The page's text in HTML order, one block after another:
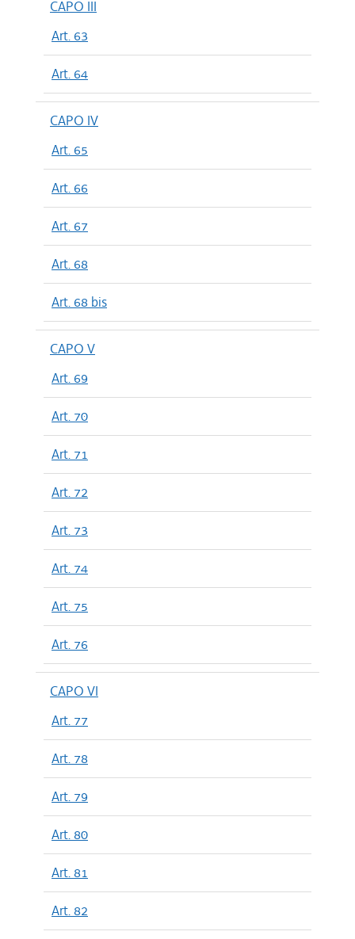
CAPO III
Art. 63
Art. 64
CAPO IV
Art. 65
Art. 66
Art. 67
Art. 68
Art. 68 bis
CAPO V
Art. 69
Art. 70
Art. 71
Art. 72
Art. 73
Art. 74
Art. 75
Art. 76
CAPO VI
Art. 77
Art. 78
Art. 79
Art. 80
Art. 81
Art. 82